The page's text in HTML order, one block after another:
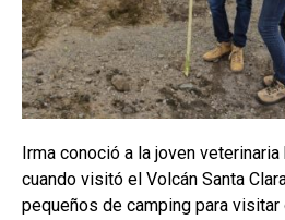
Irma conoció a la joven
cuando visitó el Volcán Santa
pequeños de camping para